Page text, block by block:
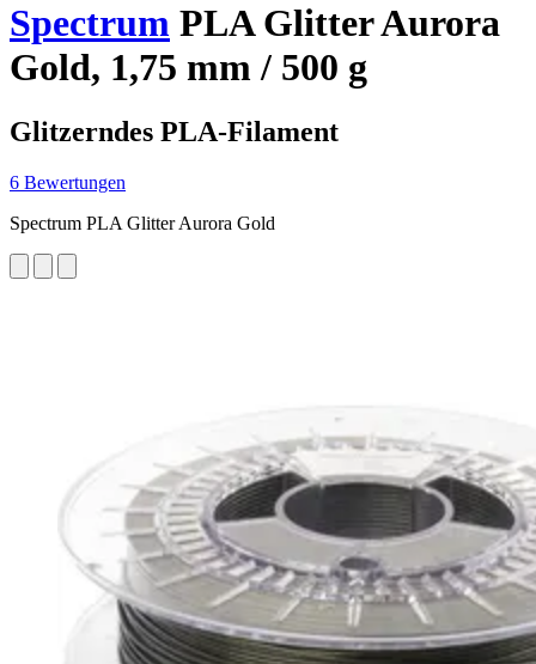
Spectrum PLA Glitter Aurora
Gold, 1,75 mm / 500 g
Glitzerndes PLA-Filament
6 Bewertungen
Spectrum PLA Glitter Aurora Gold